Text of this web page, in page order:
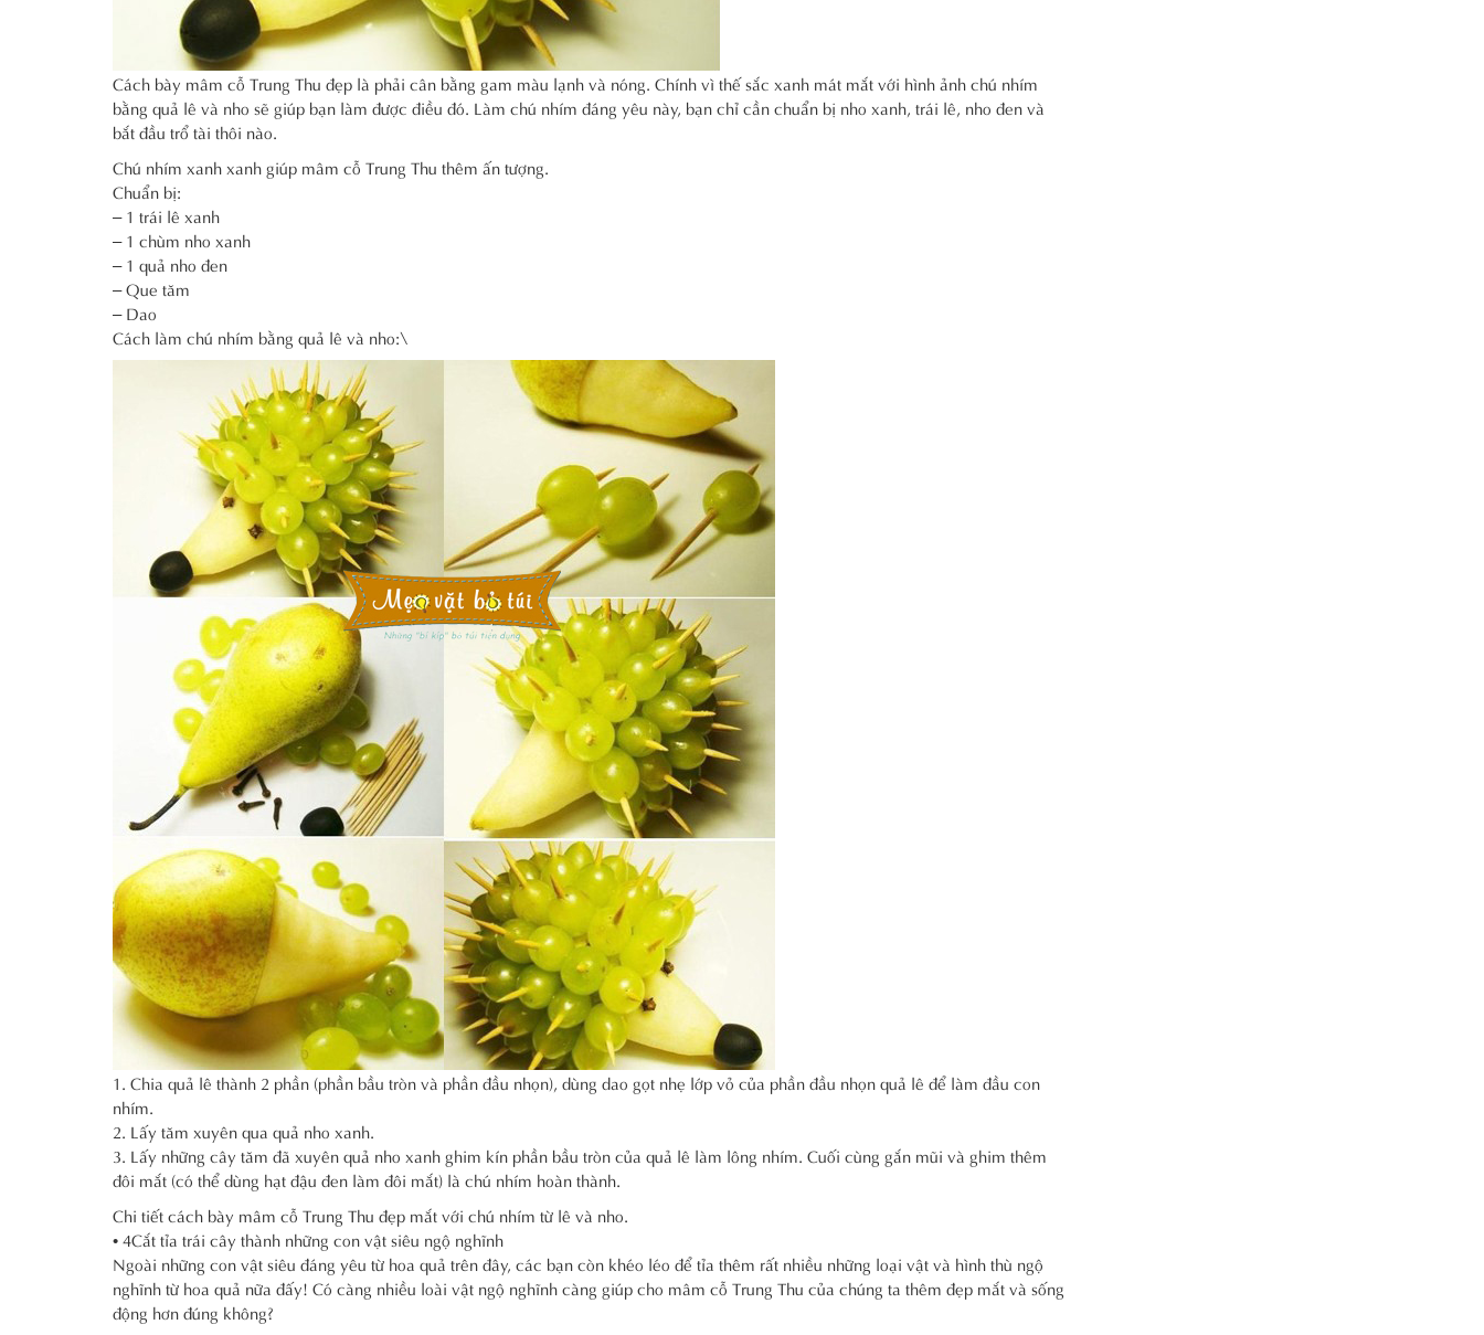
Cách bày mâm cỗ Trung Thu đẹp là phải cân bằng gam màu lạnh và nóng. Chính vì thế sắc xanh mát mắt với hình ảnh chú nhím
bằng quả lê và nho sẽ giúp bạn làm được điều đó. Làm chú nhím đáng yêu này, bạn chỉ cần chuẩn bị nho xanh, trái lê, nho đen và
bắt đầu trổ tài thôi nào.
Chú nhím xanh xanh giúp mâm cỗ Trung Thu thêm ấn tượng.
Chuẩn bị:
– 1 trái lê xanh
– 1 chùm nho xanh
– 1 quả nho đen
– Que tăm
– Dao
Cách làm chú nhím bằng quả lê và nho:\
1. Chia quả lê thành 2 phần (phần bầu tròn và phần đầu nhọn), dùng dao gọt nhẹ lớp vỏ của phần đầu nhọn quả lê để làm đầu con
nhím.
2. Lấy tăm xuyên qua quả nho xanh.
3. Lấy những cây tăm đã xuyên quả nho xanh ghim kín phần bầu tròn của quả lê làm lông nhím. Cuối cùng gắn mũi và ghim thêm
đôi mắt (có thể dùng hạt đậu đen làm đôi mắt) là chú nhím hoàn thành.
Chi tiết cách bày mâm cỗ Trung Thu đẹp mắt với chú nhím từ lê và nho.
• 4Cắt tỉa trái cây thành những con vật siêu ngộ nghĩnh
Ngoài những con vật siêu đáng yêu từ hoa quả trên đây, các bạn còn khéo léo để tỉa thêm rất nhiều những loại vật và hình thù ngộ
nghĩnh từ hoa quả nữa đấy! Có càng nhiều loài vật ngộ nghĩnh càng giúp cho mâm cỗ Trung Thu của chúng ta thêm đẹp mắt và sống
động hơn đúng không?